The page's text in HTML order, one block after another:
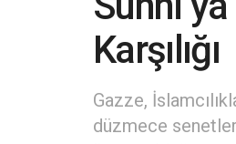
Karşılığı
Gazze,
düzmece